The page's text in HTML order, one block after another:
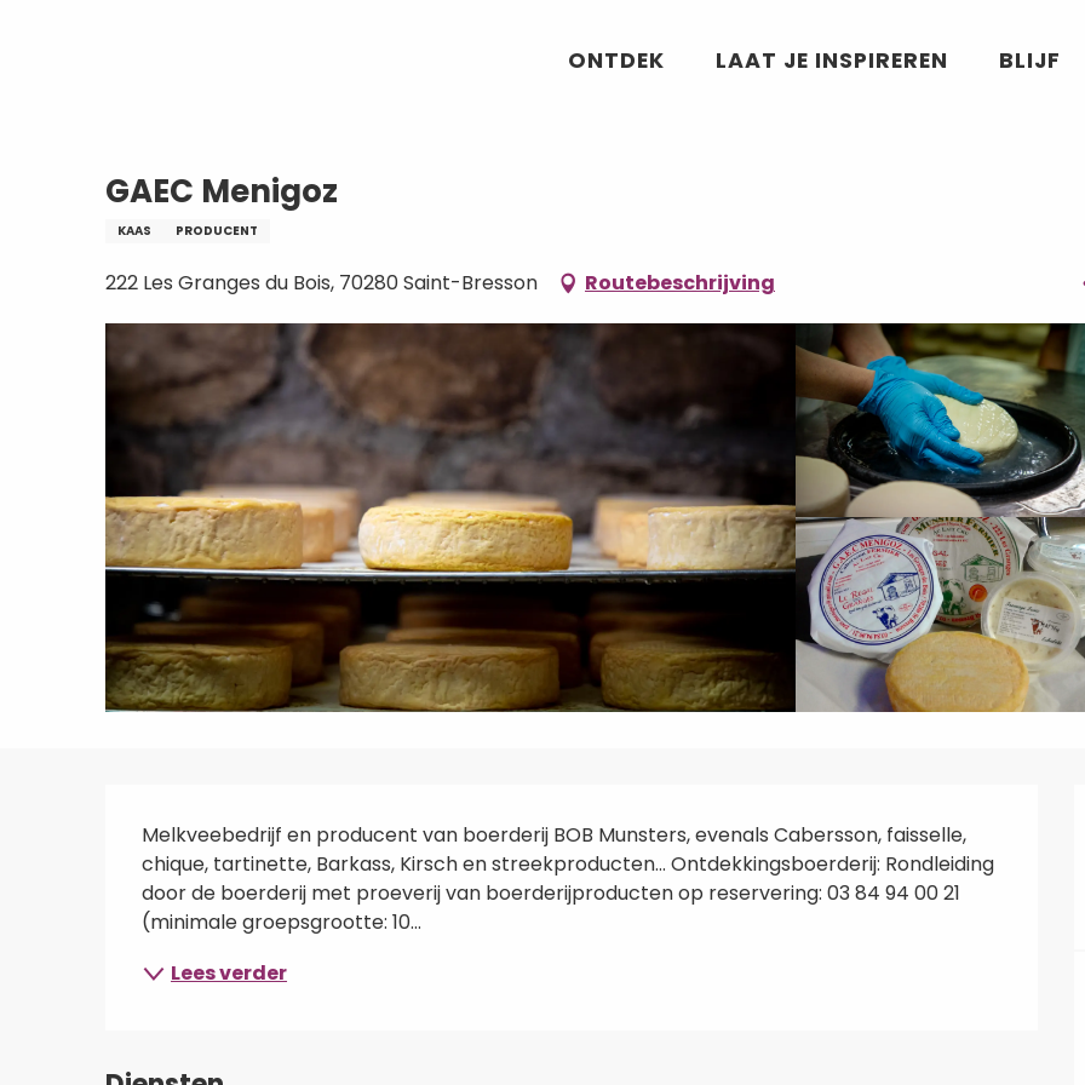
ONTDEK LAAT JE INSPIREREN BLIJF
GAEC Menigoz
KAAS PRODUCENT
222 Les Granges du Bois, 70280 Saint-Bresson Routebeschrijving
Beschrijving
Melkveebedrijf en producent van boerderij BOB Munsters, evenals Cabersson, faisselle,
chique, tartinette, Barkass, Kirsch en streekproducten... Ontdekkingsboerderij: Rondleiding
door de boerderij met proeverij van boerderijproducten op reservering: 03 84 94 00 21
(minimale groepsgrootte: 10...
Lees verder